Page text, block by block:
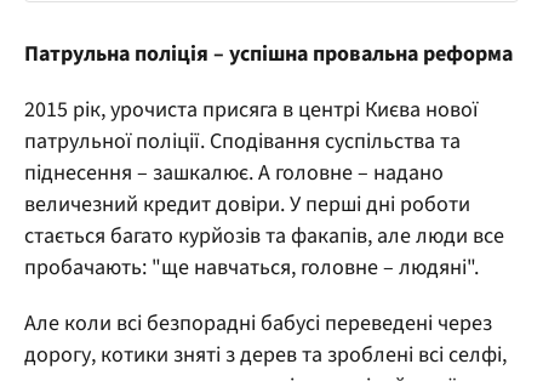
Патрульна поліція – успішна провальна реформа
2015 рік, урочиста присяга в центрі Києва нової
патрульної поліції. Сподівання суспільства та
піднесення – зашкалює. А головне – надано
величезний кредит довіри. У перші дні роботи
стається багато курйозів та факапів, але люди все
пробачають: "ще навчаться, головне – людяні".
Але коли всі безпорадні бабусі переведені через
дорогу, котики зняті з дерев та зроблені всі селфі,